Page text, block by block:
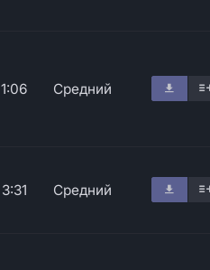
1:06 Средний
3:31 Средний